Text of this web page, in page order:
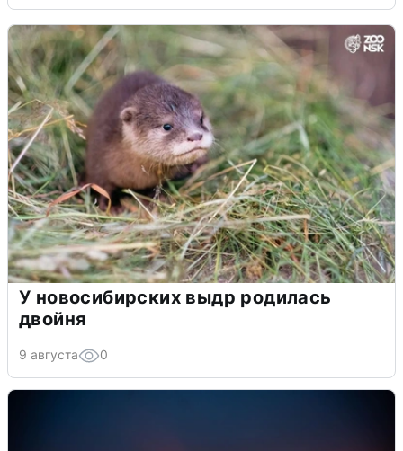
У новосибирских выдр родилась
двойня
9 августа 0